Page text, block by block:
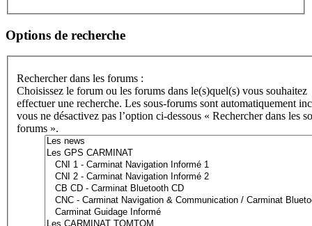
Options de recherche
Rechercher dans les forums :
Choisissez le forum ou les forums dans le(s)quel(s) vous souhaitez
effectuer une recherche. Les sous-forums sont automatiquement
vous ne désactivez pas l’option ci-dessous « Rechercher dans les
forums ».